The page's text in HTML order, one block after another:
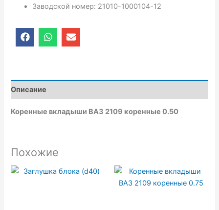
Заводской номер: 21010-1000104-12
F
a
o
o
k
W
h
a
p
E
n
o
e
Описание
Коренные вкладыши ВАЗ 2109 коренные 0.50
Похожие